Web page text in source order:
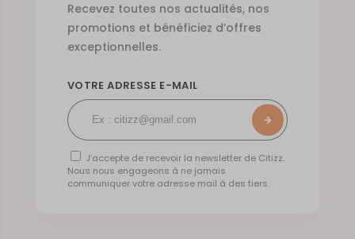
Recevez toutes nos actualités, nos
promotions et bénéficiez d’offres
exceptionnelles.
VOTRE ADRESSE E-MAIL
J’accepte de recevoir la newsletter de Citizz.
Nous nous engageons à ne jamais
communiquer votre adresse mail à des tiers.